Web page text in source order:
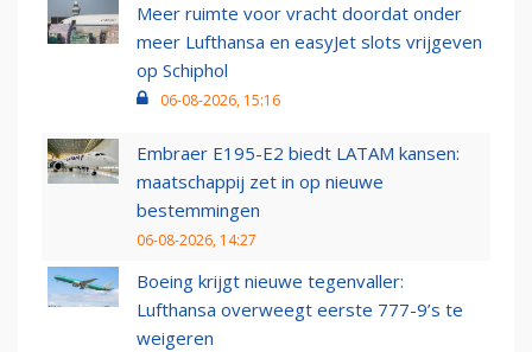
Meer ruimte voor vracht doordat onder
meer Lufthansa en easyJet slots vrijgeven
op Schiphol
06-08-2026, 15:16
Embraer E195-E2 biedt LATAM kansen:
maatschappij zet in op nieuwe
bestemmingen
06-08-2026, 14:27
Boeing krijgt nieuwe tegenvaller:
Lufthansa overweegt eerste 777-9’s te
weigeren